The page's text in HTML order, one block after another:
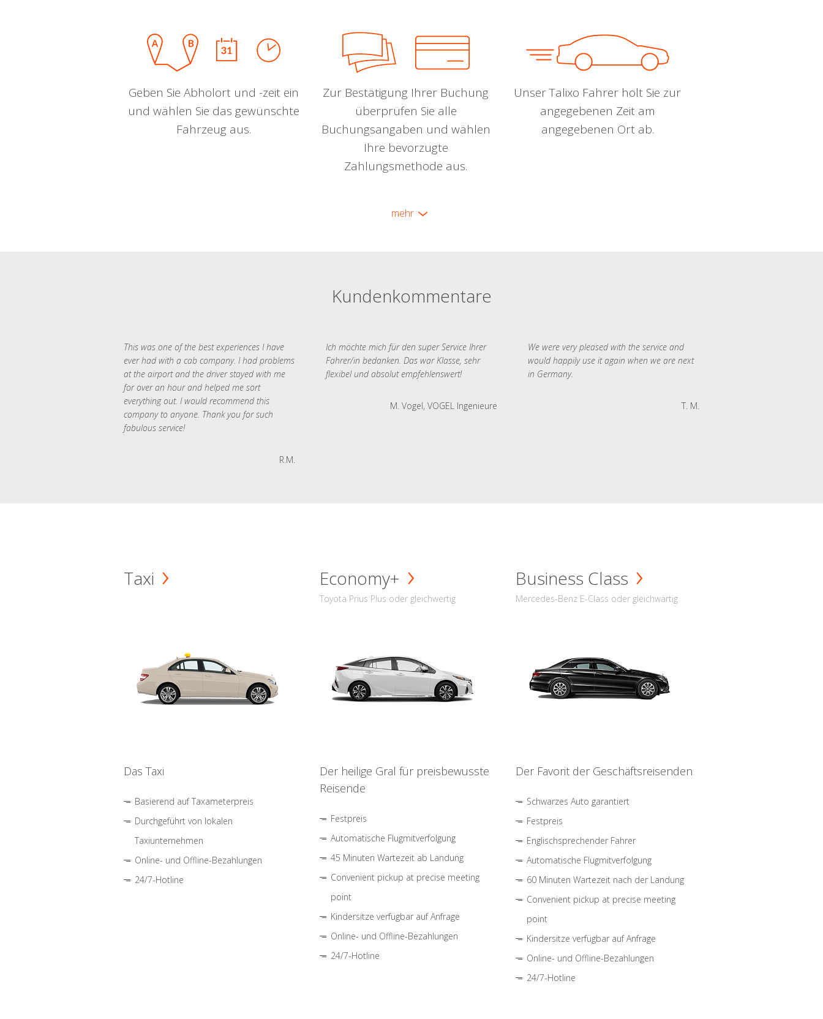
Geben Sie Abholort und -zeit ein
und wählen Sie das gewünschte
Fahrzeug aus.
Zur Bestätigung Ihrer Buchung
überprüfen Sie alle
Buchungsangaben und wählen
Ihre bevorzugte
Zahlungsmethode aus.
Unser Talixo Fahrer holt Sie zur
angegebenen Zeit am
angegebenen Ort ab.
mehr
Kundenkommentare
This was one of the best experiences I have
ever had with a cab company. I had problems
at the airport and the driver stayed with me
for over an hour and helped me sort
everything out. I would recommend this
company to anyone. Thank you for such
fabulous service!
R.M.
Ich möchte mich für den super Service Ihrer
Fahrer/in bedanken. Das war Klasse, sehr
flexibel und absolut empfehlenswert!
M. Vogel, VOGEL Ingenieure
We were very pleased with the service and
would happily use it again when we are next
in Germany.
T. M.
Taxi
Das Taxi
Basierend auf Taxameterpreis
Durchgeführt von lokalen
Taxiunternehmen
Online- und Offline-Bezahlungen
24/7-Hotline
Economy+
Toyota Prius Plus oder gleichwertig
Der heilige Gral für preisbewusste
Reisende
Festpreis
Automatische Flugmitverfolgung
45 Minuten Wartezeit ab Landung
Convenient pickup at precise meeting
point
Kindersitze verfügbar auf Anfrage
Online- und Offline-Bezahlungen
24/7-Hotline
Business Class
Mercedes-Benz E-Class oder gleichwärtig
Der Favorit der Geschäftsreisenden
Schwarzes Auto garantiert
Festpreis
Englischsprechender Fahrer
Automatische Flugmitverfolgung
60 Minuten Wartezeit nach der Landung
Convenient pickup at precise meeting
point
Kindersitze verfügbar auf Anfrage
Online- und Offline-Bezahlungen
24/7-Hotline